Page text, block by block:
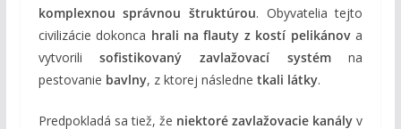
komplexnou správnou štruktúrou. Obyvatelia tejto
civilizácie dokonca hrali na flauty z kostí pelikánova
vytvorilisofistikovaný zavlažovací systémna
pestovanie bavlny, z ktorej následne tkali látky.
Predpokladá sa tiež, že niektoré zavlažovacie kanály v